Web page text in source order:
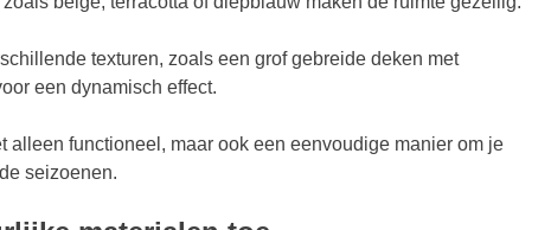
texturen, zoals een grof gebreide deken met
een dynamisch effect.
alleen functioneel, maar ook een eenvoudige manier om je
seizoenen.